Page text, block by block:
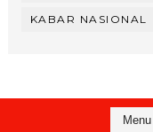
KABAR NASIONAL